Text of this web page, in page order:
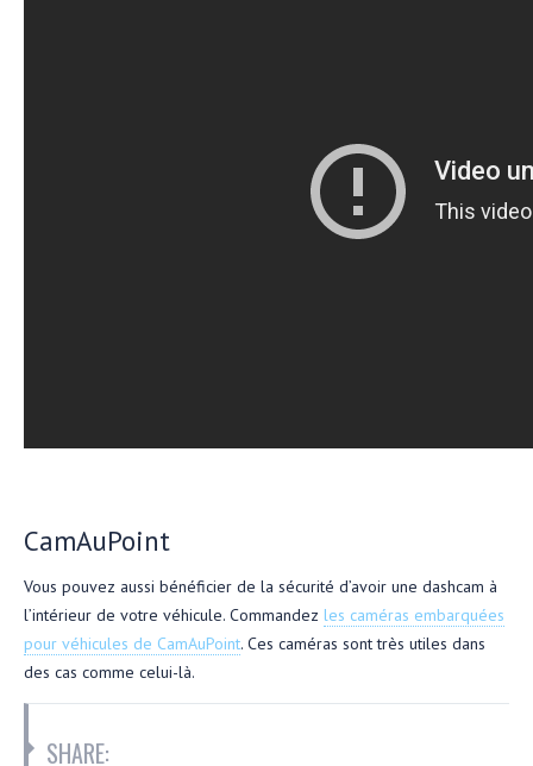
CamAuPoint
Vous pouvez aussi bénéficier de la sécurité d’avoir une dashcam à
l’intérieur de votre véhicule. Commandez les caméras embarquées
pour véhicules de CamAuPoint. Ces caméras sont très utiles dans
des cas comme celui-là.
SHARE: